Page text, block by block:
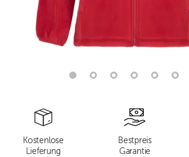
Kostenlose
Lieferung
Bestpreis
Garantie